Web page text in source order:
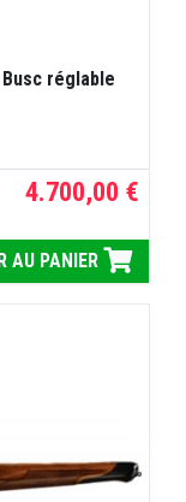
Busc réglable
4.700,00 €
AU PANIER